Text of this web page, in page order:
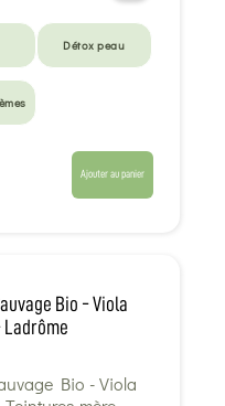
Détox peau
Ajouter au panier
Bio - Viola
Ladrôme